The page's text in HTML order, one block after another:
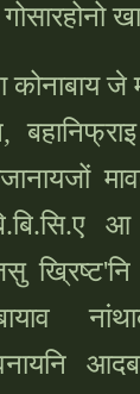
कोनाबाय जे
आ
ख्रिष्ट'नि